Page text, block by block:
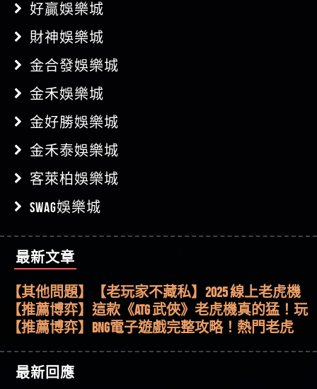
好贏娛樂城
財神娛樂城
金合發娛樂城
金禾娛樂城
金好勝娛樂城
金禾泰娛樂城
客萊柏娛樂城
SWAG娛樂城
最新文章
【其他問題】用理性數據指路，開啟你的高回報
娛樂之旅
【其他問題】【老玩家不藏私】2025 線上老虎機
這樣挑！RTP、波動率和平台安全的全攻略！
【推薦博弈】這款《ATG 武俠》老虎機真的猛！玩
過才知道什麼叫超過3萬種中獎方式！
【推薦博弈】BNG電子遊戲完整攻略！熱門老虎
51,000倍數玩法攻略，輕鬆稱霸老虎機！
【其他問題】「拆解力智投資詐騙套路緊急追討
賴zg369」力智投資是不是詐騙 力智投資是真的嗎
【其他問題】 【遇天盛商行詐騙追回資金賴
最新回應
【傑】推代理真的好相處